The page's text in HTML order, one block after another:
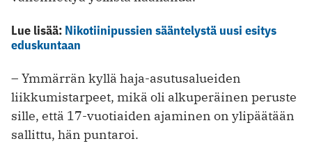
Lue lisää: Nikotiinipussien sääntelystä uusi esitys
eduskuntaan
– Ymmärrän kyllä haja-asutusalueiden
liikkumistarpeet, mikä oli alkuperäinen peruste
sille, että 17-vuotiaiden ajaminen on ylipäätään
sallittu, hän puntaroi.